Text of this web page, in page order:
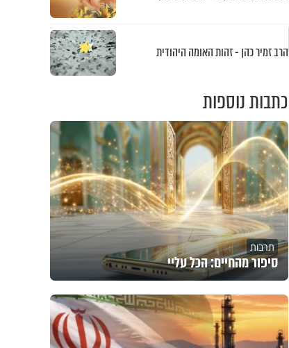
הרב זמיר כהן - זהות האומה היהודית
כתבות נוספות
תרבות
סיפור מהחיים: הכל עליי